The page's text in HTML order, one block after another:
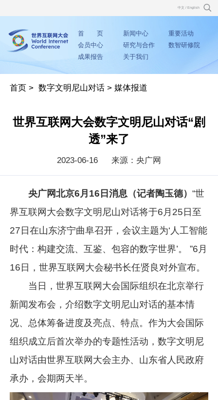
中文 / English
首 页 新闻中心
重要活动
会员中心
研究与合作
数智研修院
成果报告
关于我们
首页 > 数字文明尼山对话 >媒体报道
世界互联网大会数字文明尼山对话“剧
透”来了
2023-06-16 来源：央广网
央广网北京6月16日消息（记者陶玉德）“世
界互联网大会数字文明尼山对话将于6月25日至
27日在山东济宁曲阜召开，会议主题为‘人工智能
时代：构建交流、互鉴、包容的数字世界’。 ”6月
16日，世界互联网大会秘书长任贤良对外宣布。
当日，世界互联网大会国际组织在北京举行
新闻发布会，介绍数字文明尼山对话的基本情
况、总体筹备进度及亮点、特点。作为大会国际
组织成立后首次举办的专题性活动，数字文明尼
山对话由世界互联网大会主办、山东省人民政府
承办，会期两天半。